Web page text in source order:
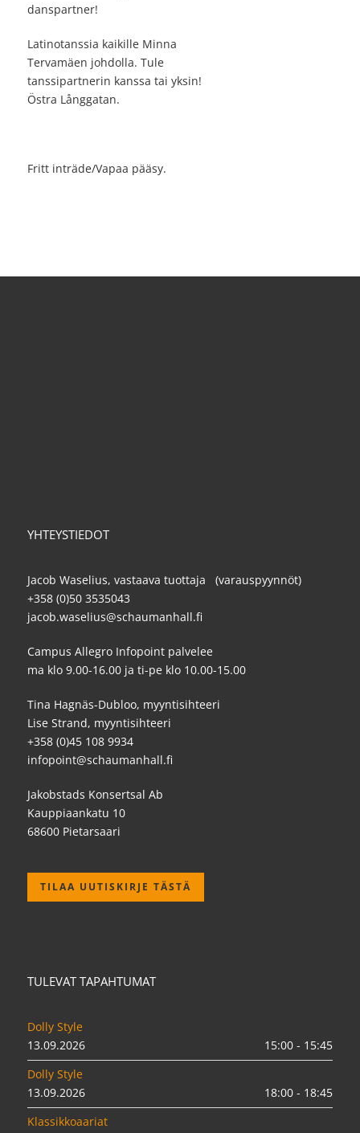
danspartner!
Latinotanssia kaikille Minna
Tervamäen johdolla. Tule
tanssipartnerin kanssa tai yksin!
Östra Långgatan.
Fritt inträde/Vapaa pääsy.
YHTEYSTIEDOT
Jacob Waselius, vastaava tuottaja (varauspyynnöt)
+358 (0)50 3535043
jacob.waselius@schaumanhall.fi
Campus Allegro Infopoint palvelee
ma klo 9.00-16.00 ja ti-pe klo 10.00-15.00
Tina Hagnäs-Dubloo, myyntisihteeri
Lise Strand, myyntisihteeri
+358 (0)45 108 9934
infopoint@schaumanhall.fi
Jakobstads Konsertsal Ab
Kauppiaankatu 10
68600 Pietarsaari
TILAA UUTISKIRJE TÄSTÄ
TULEVAT TAPAHTUMAT
Dolly Style
13.09.2026
15:00 - 15:45
Dolly Style
13.09.2026
18:00 - 18:45
Klassikkoaariat